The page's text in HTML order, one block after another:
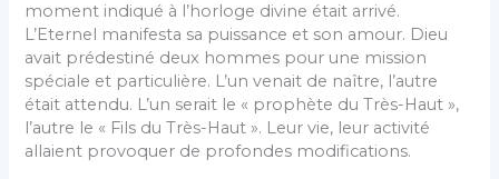
moment indiqué à l’horloge divine était arrivé.
L’Eternel manifesta sa puissance et son amour. Dieu
avait prédestiné deux hommes pour une mission
spéciale et particulière. L’un venait de naître, l’autre
était attendu. L’un serait le « prophète du Très-Haut »,
l’autre le « Fils du Très-Haut ». Leur vie, leur activité
allaient provoquer de profondes modifications.